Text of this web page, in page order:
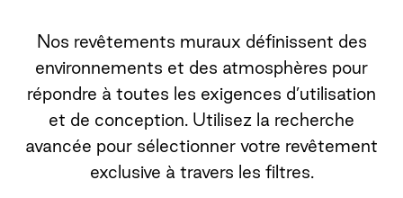
Nos revêtements muraux définissent des
environnements et des atmosphères pour
répondre à toutes les exigences d’utilisation
et de conception. Utilisez la recherche
avancée pour sélectionner votre revêtement
exclusive à travers les filtres.